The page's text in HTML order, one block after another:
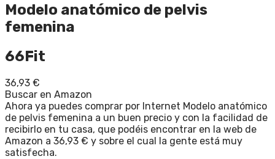
Modelo anatómico de pelvis
femenina
66Fit
36,93 €
Buscar en Amazon
Ahora ya puedes comprar por Internet Modelo anatómico
de pelvis femenina a un buen precio y con la facilidad de
recibirlo en tu casa, que podéis encontrar en la web de
Amazon a 36,93 € y sobre el cual la gente está muy
satisfecha.